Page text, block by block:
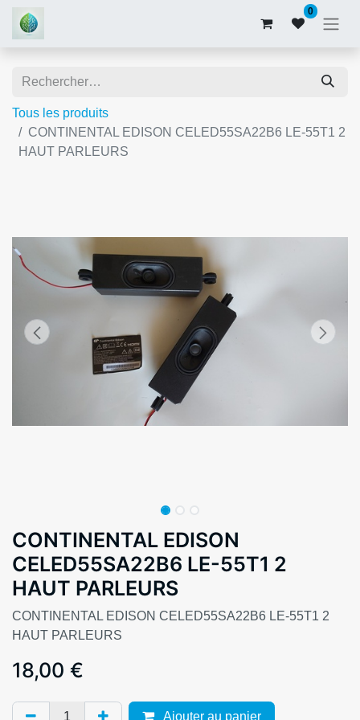
0
Tous les produits
CONTINENTAL EDISON CELED55SA22B6 LE-55T1 2
HAUT PARLEURS
CONTINENTAL EDISON
CELED55SA22B6 LE-55T1 2
HAUT PARLEURS
CONTINENTAL EDISON CELED55SA22B6 LE-55T1 2
HAUT PARLEURS
18,00 €
Ajouter au panier